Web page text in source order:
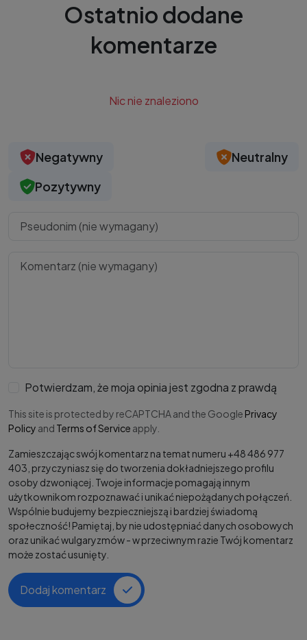
Ostatnio dodane
komentarze
Nic nie znaleziono
Negatywny
Neutralny
Pozytywny
Potwierdzam, że moja opinia jest zgodna z prawdą
This site is protected by reCAPTCHA and the Google Privacy
Policy and Terms of Service apply.
Zamieszczając swój komentarz na temat numeru +48 486 977
403, przyczyniasz się do tworzenia dokładniejszego profilu
osoby dzwoniącej. Twoje informacje pomagają innym
użytkownikom rozpoznawać i unikać niepożądanych połączeń.
Wspólnie budujemy bezpieczniejszą i bardziej świadomą
społeczność! Pamiętaj, by nie udostępniać danych osobowych
oraz unikać wulgaryzmów - w przeciwnym razie Twój komentarz
może zostać usunięty.
Dodaj komentarz